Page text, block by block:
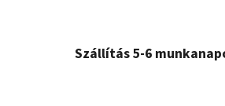
Szállítás 5-6